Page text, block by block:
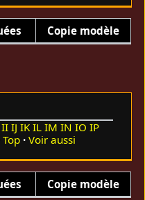
Copie modèle
II IJ IK IL IM IN IO IP
Top Voir aussi
Copie modèle